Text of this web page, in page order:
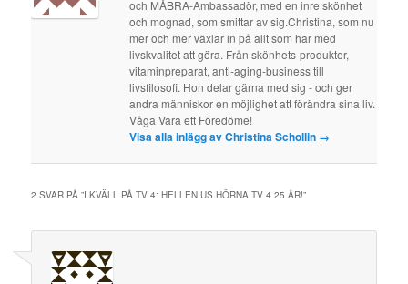
och MÅBRA-Ambassadör, med en inre skönhet
och mognad, som smittar av sig.Christina, som nu
mer och mer växlar in på allt som har med
livskvalitet att göra. Från skönhets-produkter,
vitaminpreparat, anti-aging-business till
livsfilosofi. Hon delar gärna med sig - och ger
andra människor en möjlighet att förändra sina liv.
Våga Vara ett Föredöme!
Visa alla inlägg av Christina Schollin →
2 SVAR PÅ ”I KVÄLL PÅ TV 4: HELLENIUS HÖRNA TV 4 25 ÅR!”